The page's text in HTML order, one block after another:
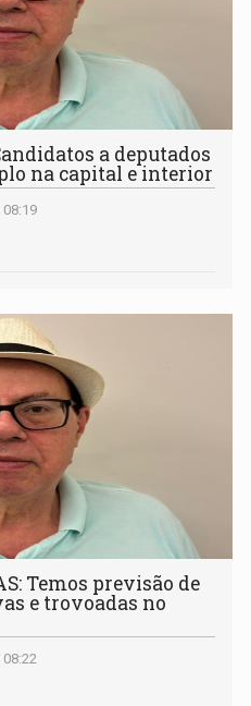
a deputados
na capital e interior
Temos previsão de
e trovoadas no